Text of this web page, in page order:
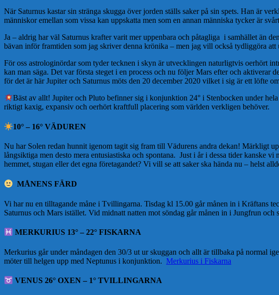
När Saturnus kastar sin stränga skugga över jorden ställs saker på sin spets. Han är
människor emellan som vissa kan uppskatta men som en annan människa tycker är
Ja – aldrig har väl Saturnus krafter varit mer uppenbara och påtagliga i samhället än
bävan inför framtiden som jag skriver denna krönika – men jag vill också tydliggöra att
För oss astrologinördar som tyder tecknen i skyn är utvecklingen naturligtvis oerhört
kan man säga. Det var första steget i en process och nu följer Mars efter och aktiverar
för det är här Jupiter och Saturnus möts den 20 december 2020 vilket i sig är ett löfte
Bäst av allt! Jupiter och Pluto befinner sig i konjunktion 24° i Stenbocken under
riktigt kaxig, expansiv och oerhört kraftfull placering som världen verkligen behöver.
10° – 16° VÄDUREN
Nu har Solen redan hunnit igenom tagit sig fram till Vädurens andra dekan! Märkligt
långsiktiga men desto mera entusiastiska och spontana. Just i år i dessa tider kanske
hemmet, stugan eller det egna företagandet? Vi vill se att saker ska hända nu – helst
MÅNENS FÄRD
Vi har nu en tilltagande måne i Tvillingarna. Tisdag kl 15.00 går månen in i Kräftans
Saturnus och Mars istället. Vid midnatt natten mot söndag går månen in i Jungfrun och
MERKURIUS 13° – 22° FISKARNA
Merkurius går under måndagen den 30/3 ut ur skuggan och allt är tillbaka på normal
möter till helgen upp med Neptunus i konjunktion. Merkurius i Fiskarna
VENUS 26° OXEN – 1° TVILLINGARNA